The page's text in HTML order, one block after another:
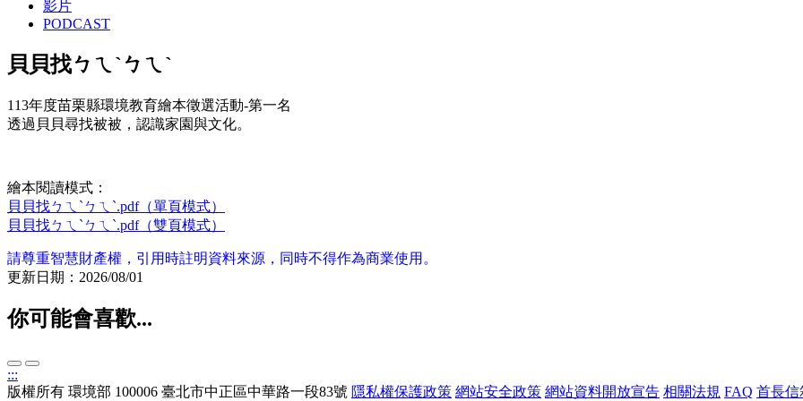
影片
PODCAST
貝貝找ㄅㄟˋㄅㄟˋ
113年度苗栗縣環境教育繪本徵選活動-第一名
透過貝貝尋找被被，認識家園與文化。
繪本閱讀模式：
貝貝找ㄅㄟˋㄅㄟˋ.pdf（單頁模式）
貝貝找ㄅㄟˋㄅㄟˋ.pdf（雙頁模式）
請尊重智慧財產權，引用時註明資料來源，同時不得作為商業使用。
更新日期：2026/08/01
你可能會喜歡...
:::
版權所有 環境部 100006 臺北市中正區中華路一段83號 隱私權保護政策 網站安全政策 網站資料開放宣告 相關法規 FAQ 首長信